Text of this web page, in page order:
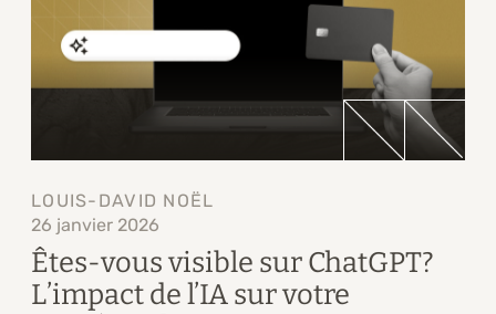
LOUIS-DAVID NOËL
26 janvier 2026
Êtes-vous visible sur ChatGPT?
L’impact de l’IA sur votre